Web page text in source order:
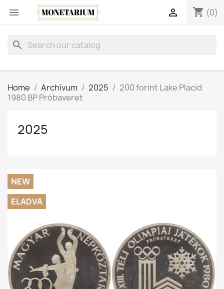
 shopping_cart (0)

search
Home Archívum 2025
200 forint Lake Placid
1980 BP Próbaveret
2025
NEW
ELADVA